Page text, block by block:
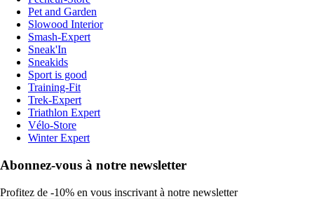
Pet and Garden
Slowood Interior
Smash-Expert
Sneak'In
Sneakids
Sport is good
Training-Fit
Trek-Expert
Triathlon Expert
Vélo-Store
Winter Expert
Abonnez-vous à notre newsletter
Profitez de -10% en vous inscrivant à notre newsletter